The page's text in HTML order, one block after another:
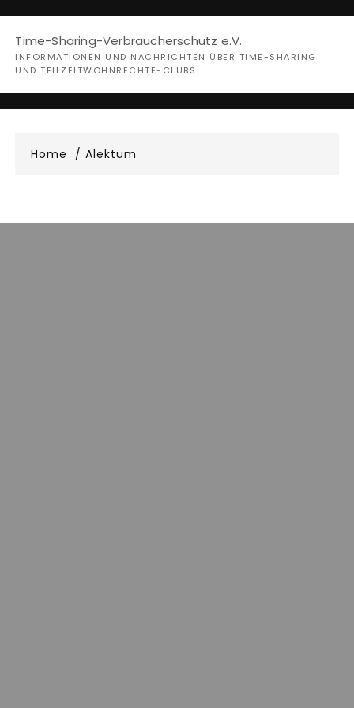
content
Time-Sharing-Verbraucherschutz e.V.
INFORMATIONEN UND NACHRICHTEN ÜBER TIME-SHARING
UND TEILZEITWOHNRECHTE-CLUBS
Home Alektum